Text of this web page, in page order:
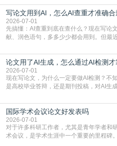
论文的初审通过率。实际上，SCI期刊对
或缺的一环。本篇AEIC学术交流中心小编
一、查重是标准流程答案是明确的：绝大多
写论文用到AI，怎么AI查重才准确合
2026-07-01
先搞懂：AI查重到底在查什么？现在写论
献、润色语句，多多少少都会用到。但最
须加做AI查重。很多人分不清，AI查重和
通查重查的是你的文字和已公开文献的重
的内容里，有多少是AI生成的，防的是过
论文用了AI生成，怎么通过AI检测才
2026-07-01
现在写论文，为什么一定要做AI检测？不
是高校毕业答辩，还是期刊投稿，对AI生
要求修改，还差点被判定学术不规范，真
刊，都已经明确出台了相关规定：如果使
注，未标注的AI生成内容会被认定为不符合
国际学术会议论文好发表吗
2026-07-01
对于许多科研工作者，尤其是青年学者和
术会议，是学术生涯中一个重要的里程碑